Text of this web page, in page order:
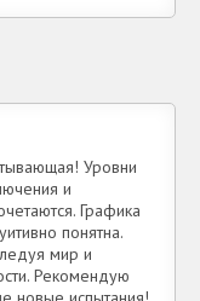
Уровни
и
Графика
понятна.
мир и
Рекомендую